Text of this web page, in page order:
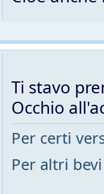
Ti stavo
Occhio
Per certi
Per altri bevi